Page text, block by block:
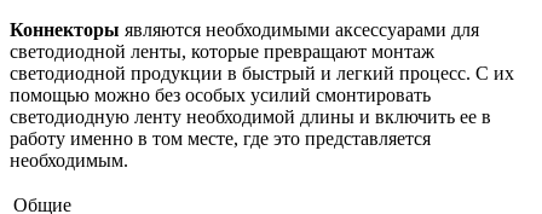
Коннекторы являются необходимыми аксессуарами для
светодиодной ленты, которые превращают монтаж
светодиодной продукции в быстрый и легкий процесс. С их
помощью можно без особых усилий смонтировать
светодиодную ленту необходимой длины и включить ее в
работу именно в том месте, где это представляется
необходимым.
Общие